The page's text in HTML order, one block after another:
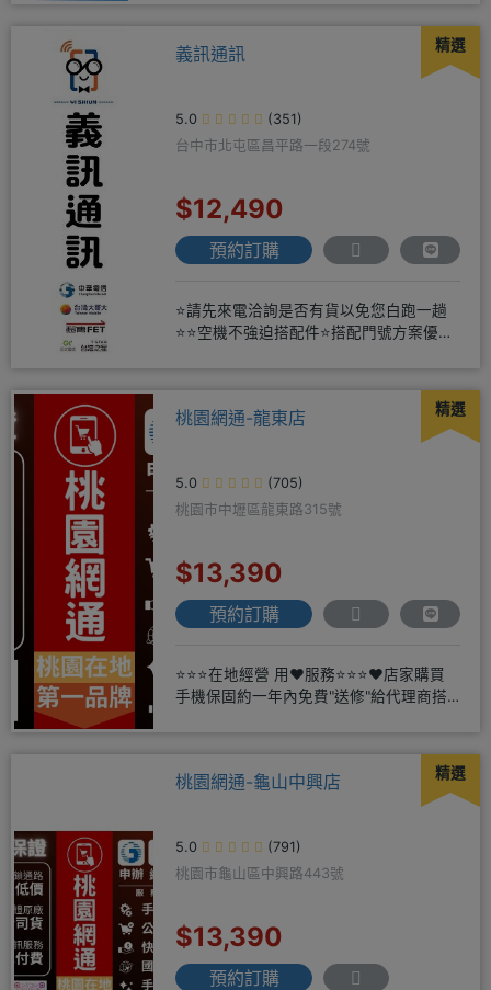
精選
義訊通訊
5.0
(351)
台中市北屯區昌平路一段274號
$12,490
預約訂購
⭐請先來電洽詢是否有貨以免您白跑一趟
⭐⭐空機不強迫搭配件⭐搭配門號方案優惠
精選
桃園網通-龍東店
5.0
(705)
桃園市中壢區龍東路315號
$13,390
預約訂購
⭐⭐⭐在地經營 用❤️服務⭐⭐⭐❤️店家購買
手機保固約一年內免費"送修"給代理商搭
精選
桃園網通-龜山中興店
5.0
(791)
桃園市龜山區中興路443號
$13,390
預約訂購